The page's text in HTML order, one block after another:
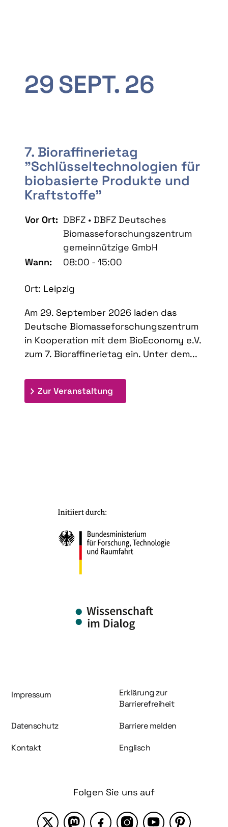
29SEPT. 26
7. Bioraffinerietag
"Schlüsseltechnologien für
biobasierte Produkte und
Kraftstoffe"
Vor Ort: DBFZ • DBFZ Deutsches
Biomasseforschungszentrum
gemeinnützige GmbH
Wann:
08:00 - 15:00
Ort: Leipzig
Am 29. September 2026 laden das
Deutsche Biomasseforschungszentrum
in Kooperation mit dem BioEconomy e.V.
zum 7. Bioraffinerietag ein. Unter dem...
Zur Veranstaltung
Information und Service
Impressum
Erklärung zur
Barrierefreiheit
Datenschutz Barriere melden
Kontakt Englisch
Folgen Sie uns auf